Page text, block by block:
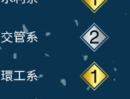
交管系
環工系